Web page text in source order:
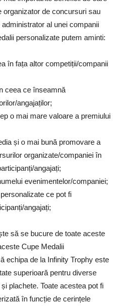
organizator de concursuri sau
al unei companii
personalizate putem aminti:
în fața altor competiții/companii
ceea ce înseamnă
angajaților;
o mai mare valoare a premiului
și o mai bună promovare a
organizate/companiei în
angajați;
evenimentelor/companiei;
ce pot fi
angajați;
să se bucure de toate aceste
Cupe Medalii
echipa de la Infinity Trophy este
superioară pentru diverse
plachete. Toate acestea pot fi
în funcție de cerințele